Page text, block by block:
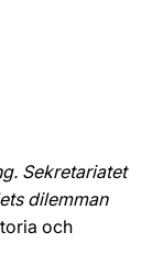
Sekretariatet
dilemman
och